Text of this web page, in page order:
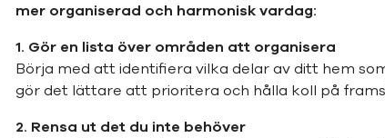
mer organiserad och harmonisk vardag:
1. Gör en lista över områden att organisera
Börja med att identifiera vilka delar av ditt hem
gör det lättare att prioritera och hålla koll på
2. Rensa ut det du inte behöver